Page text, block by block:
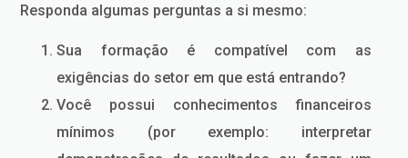
Responda algumas perguntas a si mesmo:
Sua formação é compatível com as
exigências do setor em que está entrando?
Você possui conhecimentos financeiros
mínimos (por exemplo: interpretar